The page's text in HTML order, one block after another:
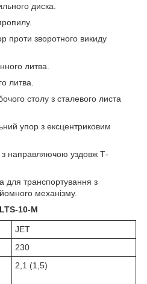
диска.
проти зворотного викиду
литва.
литва.
столу з сталевого листа
упор з ексцентриковим
з направляючою уздовж Т-
для транспортування з
механізму.
10-M
JET
230
2,1 (1,5)